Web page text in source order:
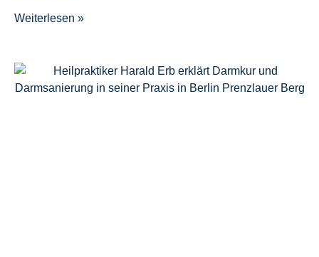
Weiterlesen »